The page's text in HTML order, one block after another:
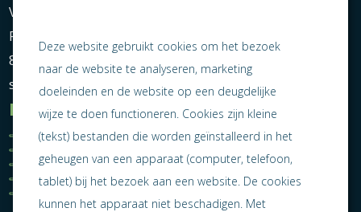
Vereniging Ondernemend Sneek
Postbus 464
8600 AL Sneek
secretariaat@ondernemendsneek.nl
Informatie
Ledenoverzicht
Statuten
Algemene voorwaarden
Privacy statement
Jaarverslag 2025
Nieuws
Activiteiten
Lid worden
Contact
Deze website gebruikt cookies om het bezoek
naar de website te analyseren, marketing
doeleinden en de website op een deugdelijke
wijze te doen functioneren. Cookies zijn kleine
(tekst) bestanden die worden geïnstalleerd in het
geheugen van een apparaat (computer, telefoon,
tablet) bij het bezoek aan een website. De cookies
kunnen het apparaat niet beschadigen. Met